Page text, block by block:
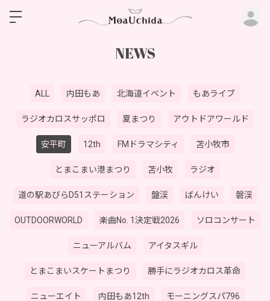
NEWS
ALL 内田もあ 北海道イベント もあライブ
ラジオカロスサッポロ 夏まつり アウトドアワールド
安平町 12th FMドラマシティ 苫小牧市
とまこまい港まつり 苫小牧 ラジオ
道の駅あびらD51ステーション 盤渓 ばんけい 磐渓
OUTDOORWORLD 楽曲No. 1決定戦2026 ソロコンサート
ニューアルバム アイタスギル
とまこまいスケートまつり 勝手にラジオカロス革命
ニューエイト 内田もあ12th モーニングスパ796